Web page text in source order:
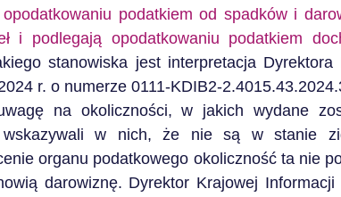
podatkiem od spadków i
i podlegają opodatkowaniu podatkiem
stanowiska jest interpretacja Dyrektora
r. o numerze 0111-KDIB2-
na okoliczności, w jakich wydane
wskazywali w nich, że nie są w stanie
organu podatkowego okoliczność ta nie
darowiznę. Dyrektor Krajowej Informacji